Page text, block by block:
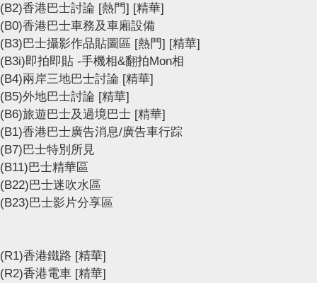
(B2)香港巴士討論 [熱門] [精華]
(B0)香港巴士車務及車廂設備
(B3)巴士攝影作品貼圖區 [熱門] [精華]
(B3i)即拍即貼 -手機相&翻拍Mon相
(B4)兩岸三地巴士討論 [精華]
(B5)外地巴士討論 [精華]
(B6)旅遊巴士及過境巴士 [精華]
(B1)香港巴士廣告消息/廣告車行踪
(B7)巴士特別所見
(B11)巴士精華區
(B22)巴士迷吹水區
(B23)巴士影片分享區
(R1)香港鐵路 [精華]
(R2)香港電車 [精華]